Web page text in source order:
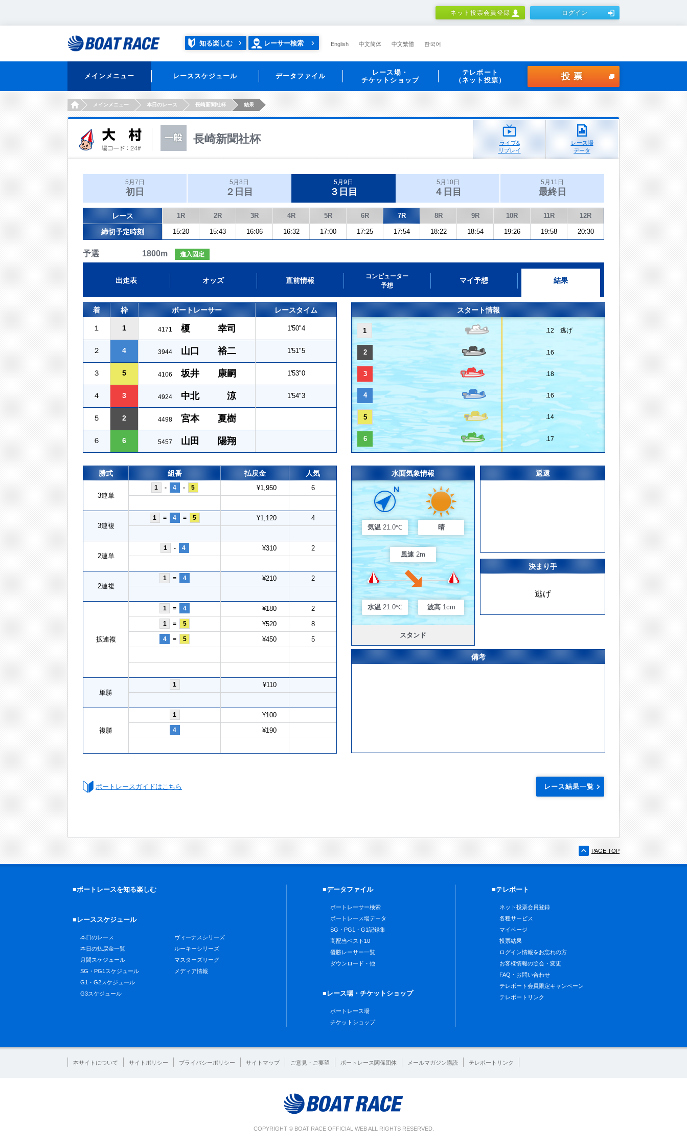
ネット投票会員登録 ログイン
知る楽しむ レーサー検索 English 中文简体 中文繁體 한국어
メインメニュー レーススケジュール データファイル
レース場・
チケットショップ
テレボート
（ネット投票）
投票
HOMEメインメニュー 本日のレース 長崎新聞社杯 結果
長崎新聞社杯
ライブ&
リプレイ
レース場
データ
5月7日
初日
5月8日
２日目
5月9日
３日目
5月10日
４日目
5月11日
最終日
レース 1R 2R 3R 4R 5R 6R 7R 8R 9R 10R 11R 12R
締切予定時刻 15:20 15:43 16:06 16:32 17:00 17:25 17:54 18:22 18:54 19:26 19:58 20:30
予選 1800m 進入固定
出走表 オッズ 直前情報
コンピューター
予想
マイ予想 結果
着 枠 ボートレーサー レースタイム
１ 1 4171 榎 幸司 1'50"4
２ 4 3944 山口 裕二 1'51"5
３ 5 4106 坂井 康嗣 1'53"0
４ 3 4924 中北 涼 1'54"3
５ 2 4498 宮本 夏樹
６ 6 5457 山田 陽翔
スタート情報
1 .12 逃げ
2 .16
3 .18
4 .16
5 .14
6 .17
勝式 組番 払戻金 人気
3連単
1 - 4 - 5 ¥1,950 6
3連複
1 = 4 = 5 ¥1,120 4
2連単
1 - 4 ¥310 2
2連複
1 = 4 ¥210 2
拡連複
1 = 4 ¥180 2
1 = 5 ¥520 8
4 = 5 ¥450 5
単勝
1 ¥110
複勝
1 ¥100
4 ¥190
水面気象情報
気温 21.0℃ 晴
風速 2m
水温 21.0℃ 波高 1cm
スタンド
返還
決まり手
逃げ
備考
ボートレースガイドはこちら レース結果一覧
PAGE TOP
■ボートレースを知る楽しむ
■レーススケジュール
本日のレース
本日の払戻金一覧
月間スケジュール
SG・PG1スケジュール
G1・G2スケジュール
G3スケジュール
ヴィーナスシリーズ
ルーキーシリーズ
マスターズリーグ
メディア情報
■データファイル
ボートレーサー検索
ボートレース場データ
SG・PG1・G1記録集
高配当ベスト10
優勝レーサー一覧
ダウンロード・他
■レース場・チケットショップ
ボートレース場
チケットショップ
■テレボート
ネット投票会員登録
各種サービス
マイページ
投票結果
ログイン情報をお忘れの方
お客様情報の照会・変更
FAQ・お問い合わせ
テレボート会員限定キャンペーン
テレボートリンク
本サイトについて サイトポリシー プライバシーポリシー サイトマップ ご意見・ご要望 ボートレース関係団体 メールマガジン購読 テレボートリンク
COPYRIGHT © BOAT RACE OFFICIAL WEB ALL RIGHTS RESERVED.